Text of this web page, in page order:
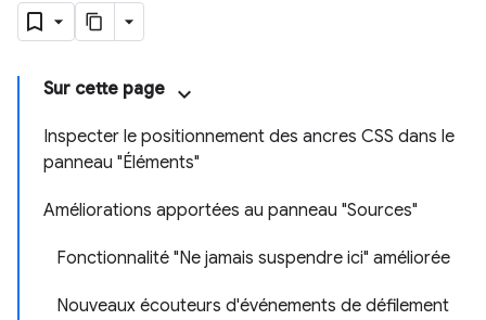
Sur cette page
Inspecter le positionnement des ancres CSS dans le
panneau "Éléments"
Améliorations apportées au panneau "Sources"
Fonctionnalité "Ne jamais suspendre ici" améliorée
Nouveaux écouteurs d'événements de défilement